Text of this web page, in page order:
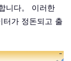
니다。 이러한
터가 정돈되고 출